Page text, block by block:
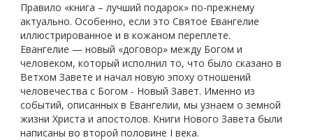
Правило «книга – лучший подарок» по-прежнему
актуально. Особенно, если это Святое Евангелие
иллюстрированное и в кожаном переплете.
Евангелие — новый «договор» между Богом и
человеком, который исполнил то, что было сказано в
Ветхом Завете и начал новую эпоху отношений
человечества с Богом - Новый Завет. Именно из
событий, описанных в Евангелии, мы узнаем о земной
жизни Христа и апостолов. Книги Нового Завета были
написаны во второй половине I века.